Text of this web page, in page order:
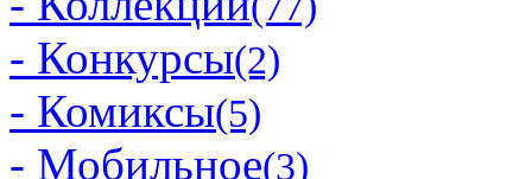
- Конкурсы(2)
- Комиксы(5)
- Мобильное(3)